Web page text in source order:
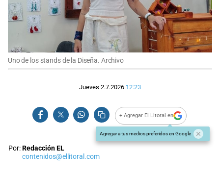
Uno de los stands de la Diseña. Archivo
Jueves 2.7.2026 12:23
+ Agregar El Litoral en
Agregar a tus medios preferidos en Google
Por:Redacción EL
contenidos@ellitoral.com